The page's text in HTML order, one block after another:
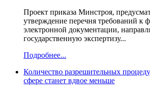
Проект приказа Минстроя,
утверждение перечня требований к
электронной документации,
государственную экспертизу...
Подробнее...
Количество разрешительных
сфере станет вдвое меньше